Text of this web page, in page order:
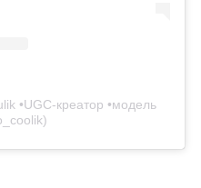
•UGC-креатор •модель